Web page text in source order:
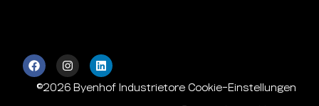
©2026 Byenhof Industrietore Cookie-Einstellungen